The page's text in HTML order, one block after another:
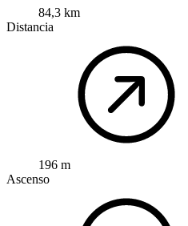
84,3 km
Distancia
196 m
Ascenso